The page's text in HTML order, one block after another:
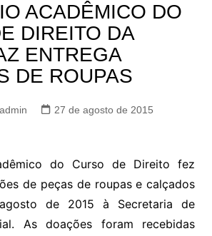
ACADÊMICO DO
DIREITO DA
ENTREGA
DE ROUPAS
27 de agosto de 2015
do Curso de Direito fez
de peças de roupas e calçados
de 2015 à Secretaria de
As doações foram recebidas